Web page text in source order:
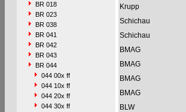
BR 018
BR 023
BR 038
BR 041
BR 042
BR 043
BR 044
044 00x ff
044 10x ff
044 20x ff
044 30x ff
Krupp
Schichau
Schichau
BMAG
BMAG
BMAG
BMAG
BLW